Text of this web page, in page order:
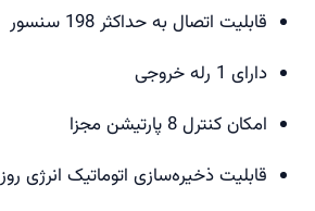
قابلیت اتصال به حداکثر 198 سنسور
دارای 1 رله خروجی
امکان کنترل 8 پارتیشن مجزا
قابلیت ذخیره‌سازی اتوماتیک انرژی روز